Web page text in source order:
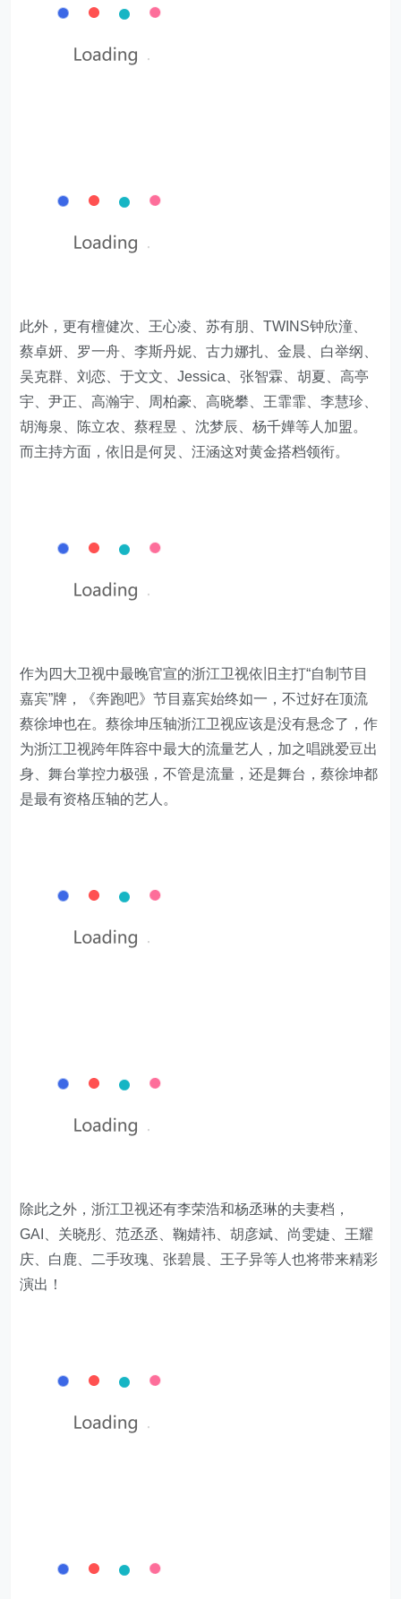
此外，更有檀健次、王心凌、苏有朋、TWINS钟欣潼、
蔡卓妍、罗一舟、李斯丹妮、古力娜扎、金晨、白举纲、
吴克群、刘恋、于文文、Jessica、张智霖、胡夏、高亭
宇、尹正、高瀚宇、周柏豪、高晓攀、王霏霏、李慧珍、
胡海泉、陈立农、蔡程昱 、沈梦辰、杨千嬅等人加盟。
而主持方面，依旧是何炅、汪涵这对黄金搭档领衔。
作为四大卫视中最晚官宣的浙江卫视依旧主打“自制节目
嘉宾”牌，《奔跑吧》节目嘉宾始终如一，不过好在顶流
蔡徐坤也在。蔡徐坤压轴浙江卫视应该是没有悬念了，作
为浙江卫视跨年阵容中最大的流量艺人，加之唱跳爱豆出
身、舞台掌控力极强，不管是流量，还是舞台，蔡徐坤都
是最有资格压轴的艺人。
除此之外，浙江卫视还有李荣浩和杨丞琳的夫妻档，
GAI、关晓彤、范丞丞、鞠婧祎、胡彦斌、尚雯婕、王耀
庆、白鹿、二手玫瑰、张碧晨、王子异等人也将带来精彩
演出！